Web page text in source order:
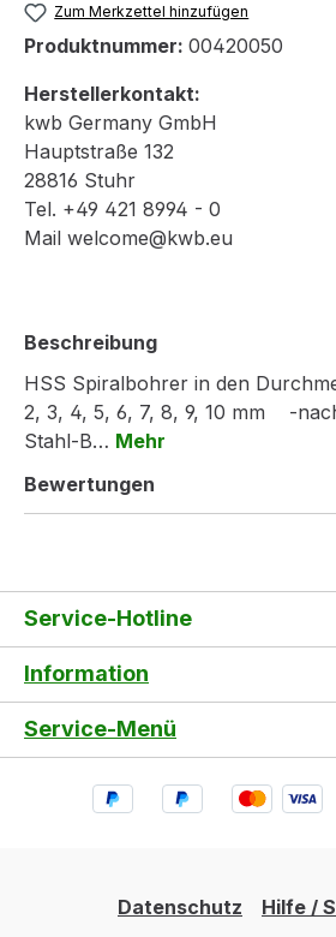
Zum Merkzettel hinzufügen
Produktnummer: 00420050
Herstellerkontakt:
kwb Germany GmbH
Hauptstraße 132
28816 Stuhr
Tel. +49 421 8994 - 0
Mail welcome@kwb.eu
Beschreibung
HSS Spiralbohrer in den
2, 3, 4, 5, 6, 7, 8, 9, 10 mm -
Stahl-B… Mehr
Bewertungen
Service-Hotline
Information
Service-Menü
Datenschutz
Hilfe /